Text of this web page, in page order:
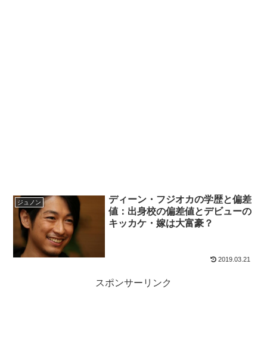
ジュノン
ディーン・フジオカの学歴と偏差
値：出身校の偏差値とデビューの
キッカケ・嫁は大富豪？
2019.03.21
スポンサーリンク